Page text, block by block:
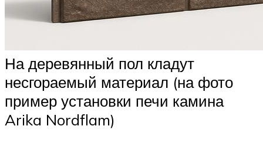
На деревянный пол кладут
несгораемый материал (на фото
пример установки печи камина
Arika Nordflam)